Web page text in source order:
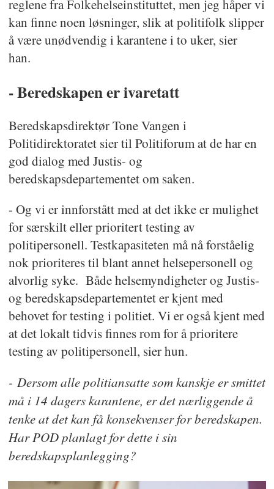
reglene fra Folkehelseinstituttet, men jeg håper vi
kan finne noen løsninger, slik at politifolk slipper
å være unødvendig i karantene i to uker, sier
han.
- Beredskapen er ivaretatt
Beredskapsdirektør Tone Vangen i
Politidirektoratet sier til Politiforum at de har en
god dialog med Justis- og
beredskapsdepartementet om saken.
- Og vi er innforstått med at det ikke er mulighet
for særskilt eller prioritert testing av
politipersonell. Testkapasiteten må nå forståelig
nok prioriteres til blant annet helsepersonell og
alvorlig syke. Både helsemyndigheter og Justis-
og beredskapsdepartementet er kjent med
behovet for testing i politiet. Vi er også kjent med
at det lokalt tidvis finnes rom for å prioritere
testing av politipersonell, sier hun.
- Dersom alle politiansatte som kanskje er smittet
må i 14 dagers karantene, er det nærliggende å
tenke at det kan få konsekvenser for beredskapen.
Har POD planlagt for dette i sin
beredskapsplanlegging?